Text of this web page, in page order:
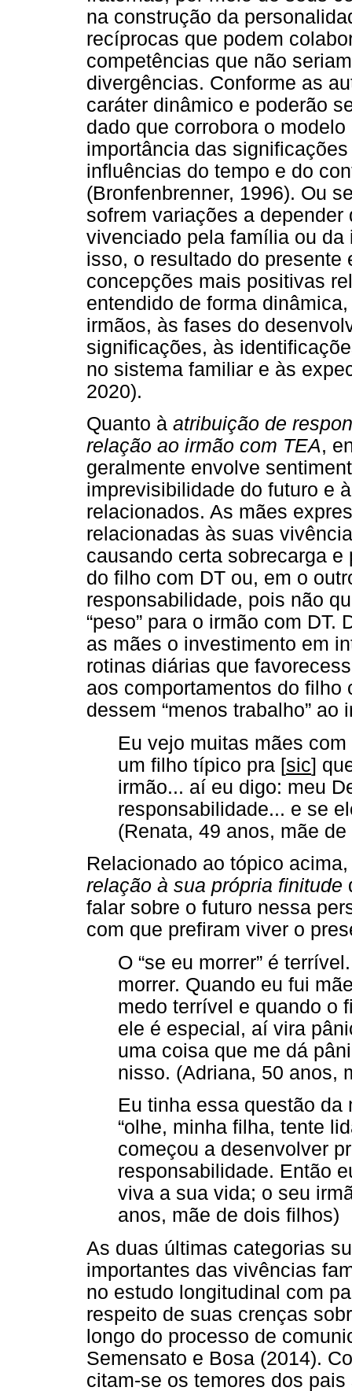
na construção da
recíprocas que podem
competências que não
divergências. Conforme as
caráter dinâmico e poderão
dado que corrobora o
importância das
influências do tempo e do
(Bronfenbrenner, 1996). Ou
sofrem variações a
vivenciado pela família ou
isso, o resultado do
concepções mais positivas
entendido de forma
irmãos, às fases do
significações, às
no sistema familiar e às
2020).
Quanto à atribuição de
relação ao irmão com TEA,
geralmente envolve
imprevisibilidade do futuro e
relacionados. As mães
relacionadas às suas
causando certa sobrecarga
do filho com DT ou, em o
responsabilidade, pois não
“peso” para o irmão com
as mães o investimento em
rotinas diárias que
aos comportamentos do filho
dessem “menos trabalho” ao
Eu vejo muitas mães
um filho típico pra [sic]
irmão... aí eu digo: meu
responsabilidade... e se
(Renata, 49 anos, mãe
Relacionado ao tópico
relação à sua própria finitude
falar sobre o futuro nessa
com que prefiram viver o
O “se eu morrer” é
morrer. Quando eu fui
medo terrível e quando o
ele é especial, aí vira
uma coisa que me dá
nisso. (Adriana, 50 anos,
Eu tinha essa questão
“olhe, minha filha, tente
começou a desenvolver
responsabilidade. Então
viva a sua vida; o seu
anos, mãe de dois filhos)
As duas últimas categorias
importantes das vivências
no estudo longitudinal com
respeito de suas crenças
longo do processo de
Semensato e Bosa (2014).
citam-se os temores dos